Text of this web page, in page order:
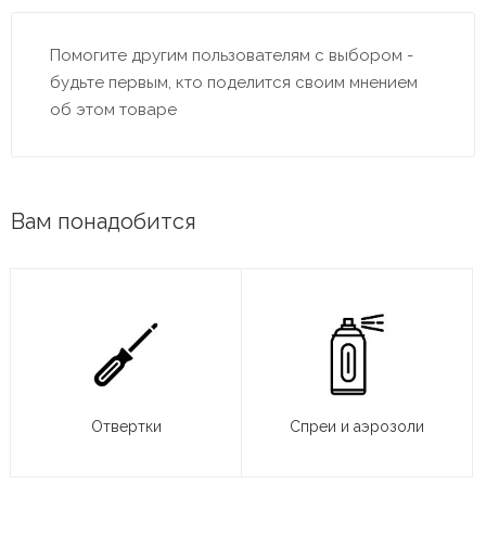
Помогите другим пользователям с выбором -
будьте первым, кто поделится своим мнением
об этом товаре
Вам понадобится
Отвертки Спреи и аэрозоли